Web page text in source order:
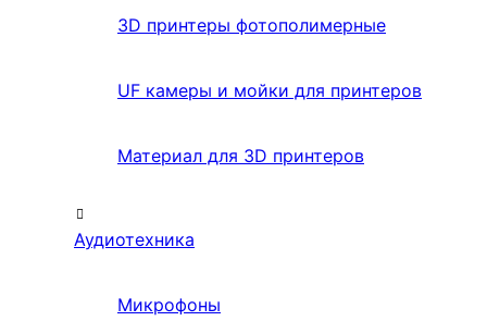
3D принтеры фотополимерные
UF камеры и мойки для принтеров
Материал для 3D принтеров
Аудиотехника
Микрофоны